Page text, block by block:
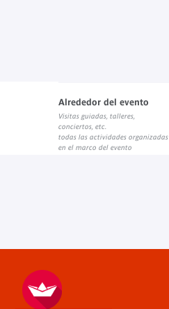
Alrededor del evento
Visitas guiadas, talleres,
conciertos, etc.
todas las actividades organizadas
en el marco del evento